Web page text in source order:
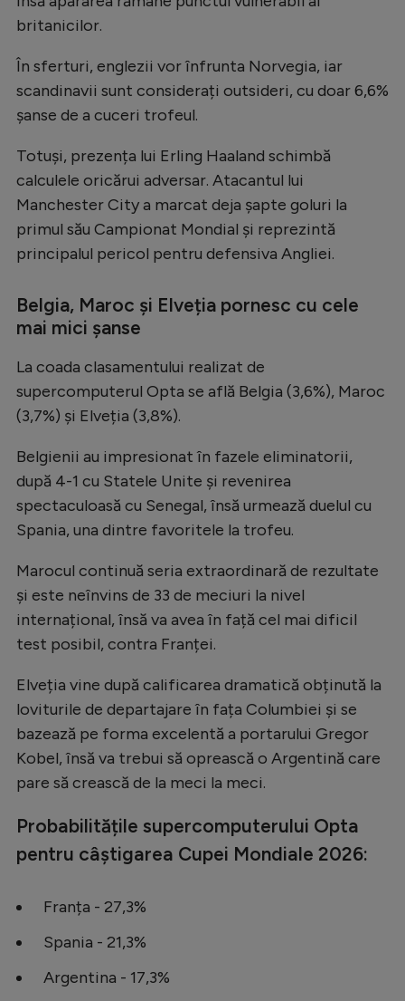
britanicilor.
În sferturi, englezii vor înfrunta Norvegia, iar
scandinavii sunt considerați outsideri, cu doar 6,6%
șanse de a cuceri trofeul.
Totuși, prezența lui Erling Haaland schimbă
calculele oricărui adversar. Atacantul lui
Manchester City a marcat deja șapte goluri la
primul său Campionat Mondial și reprezintă
principalul pericol pentru defensiva Angliei.
Belgia, Maroc și Elveția pornesc cu cele
mai mici șanse
La coada clasamentului realizat de
supercomputerul Opta se află Belgia (3,6%), Maroc
(3,7%) și Elveția (3,8%).
Belgienii au impresionat în fazele eliminatorii,
după 4-1 cu Statele Unite și revenirea
spectaculoasă cu Senegal, însă urmează duelul cu
Spania, una dintre favoritele la trofeu.
Marocul continuă seria extraordinară de rezultate
și este neînvins de 33 de meciuri la nivel
internațional, însă va avea în față cel mai dificil
test posibil, contra Franței.
Elveția vine după calificarea dramatică obținută la
loviturile de departajare în fața Columbiei și se
bazează pe forma excelentă a portarului Gregor
Kobel, însă va trebui să oprească o Argentină care
pare să crească de la meci la meci.
Probabilitățile supercomputerului Opta
pentru câștigarea Cupei Mondiale 2026:
Franța - 27,3%
Spania - 21,3%
Argentina - 17,3%